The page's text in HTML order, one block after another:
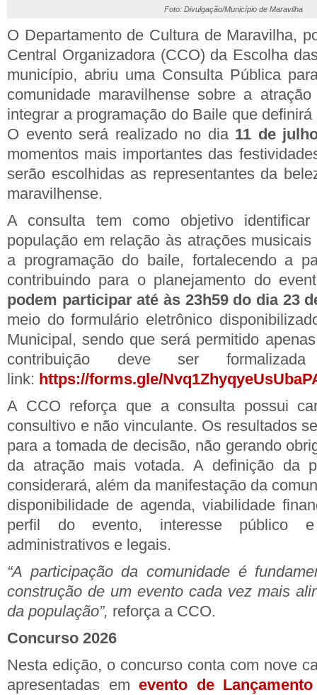
Foto: Divulgação/Município de Maravilha
O Departamento de Cultura de Maravilha,
Central Organizadora (CCO) da Escolha
município, abriu uma Consulta Pública
comunidade maravilhense sobre a
integrar a programação do Baile que
O evento será realizado no dia 11 de
momentos mais importantes das
serão escolhidas as representantes da
maravilhense.
A consulta tem como objetivo
população em relação às atrações
a programação do baile, fortalecendo a
contribuindo para o planejamento do
podem participar até às 23h59 do dia 23
meio do formulário eletrônico
Municipal, sendo que será permitido
contribuição deve ser
link: https://forms.gle/
A CCO reforça que a consulta possui
consultivo e não vinculante. Os resultados
para a tomada de decisão, não gerando
da atração mais votada. A definição da
considerará, além da manifestação da
disponibilidade de agenda, viabilidade
perfil do evento, interesse público e
administrativos e legais.
“A participação da comunidade é
construção de um evento cada vez mais
da população”, reforça a CCO.
Concurso 2026
Nesta edição, o concurso conta com nove
apresentadas emevento de Lançamento